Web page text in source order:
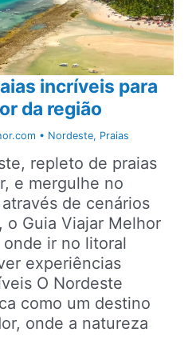
incríveis para
da região
• Nordeste, Praias
repleto de praias
e mergulhe no
de cenários
o Guia Viajar Melhor
ir no litoral
experiências
O Nordeste
como um destino
onde a natureza